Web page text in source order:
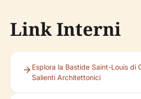
Link Interni
Esplora la Bastide Saint-Louis di
Salienti Architettonici